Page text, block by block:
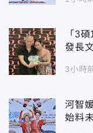
「3
發長
3小時
河智
始料